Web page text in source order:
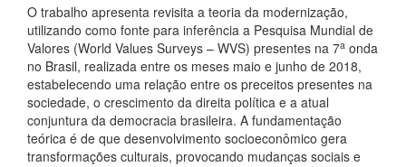
O trabalho apresenta revisita a teoria da modernização,
utilizando como fonte para inferência a Pesquisa Mundial de
Valores (World Values Surveys – WVS) presentes na 7a onda
no Brasil, realizada entre os meses maio e junho de 2018,
estabelecendo uma relação entre os preceitos presentes na
sociedade, o crescimento da direita política e a atual
conjuntura da democracia brasileira. A fundamentação
teórica é de que desenvolvimento socioeconômico gera
transformações culturais, provocando mudanças sociais e